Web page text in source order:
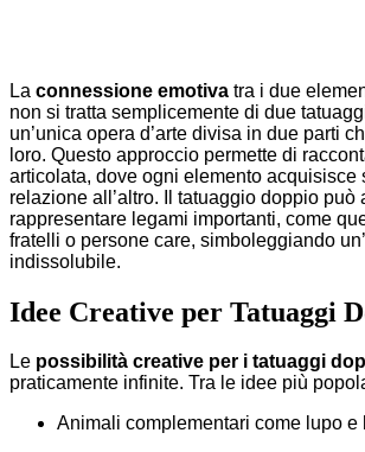
La connessione emotiva tra i due
non si tratta semplicemente di due
un’unica opera d’arte divisa in due parti
loro. Questo approccio permette di
articolata, dove ogni elemento acquisisce
relazione all’altro. Il tatuaggio doppio può
rappresentare legami importanti, come
fratelli o persone care, simboleggiando
indissolubile.
Idee Creative per Tatuaggi
Le possibilità creative per i tatuaggi
praticamente infinite. Tra le idee più
Animali complementari come lupo e